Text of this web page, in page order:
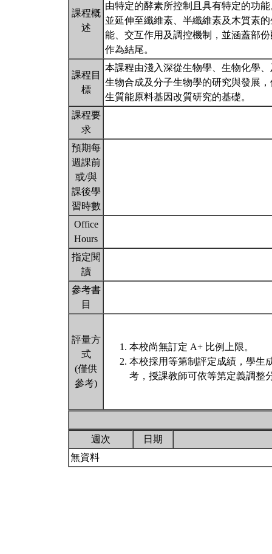
課程概
述
由特定的酵素所控制且具有特定的功
並延伸至纖維素、半纖維素及木質素
能、交互作用及調控機制，並涵蓋部
作為結尾。
課程目
標
本課程由淺入深從生物學、生物化學
生物合成及分子生物學的研究與發展
生質能原料基因改質研究的基礎。
課程要
求
預期每
週課前
或/與
課後學
習時數
Office
Hours
指定閱
讀
參考書
目
評量方
式
(僅供
參考)
本校尚無訂定 A+ 比例上限。
本校採用等第制評定成績，學生
考，授課教師可依等第定義調整
週次
日期
無資料